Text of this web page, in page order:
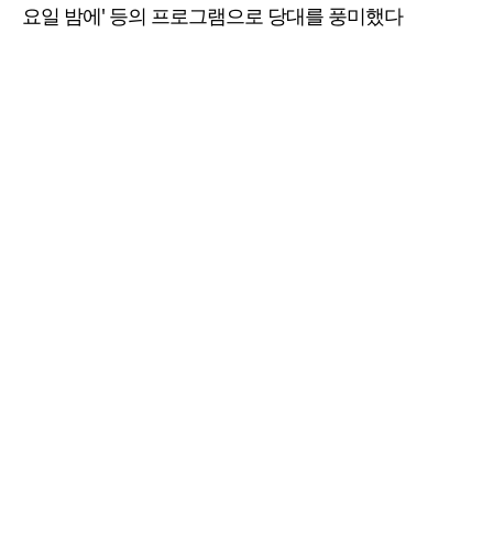
요일 밤에' 등의 프로그램으로 당대를 풍미했다